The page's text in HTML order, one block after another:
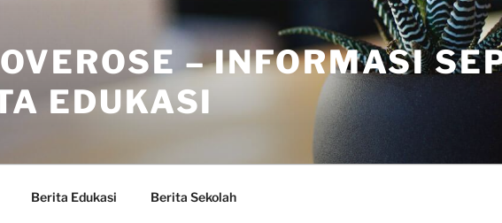
– INFORMASI
EDUKASI
Berita Edukasi Berita Sekolah